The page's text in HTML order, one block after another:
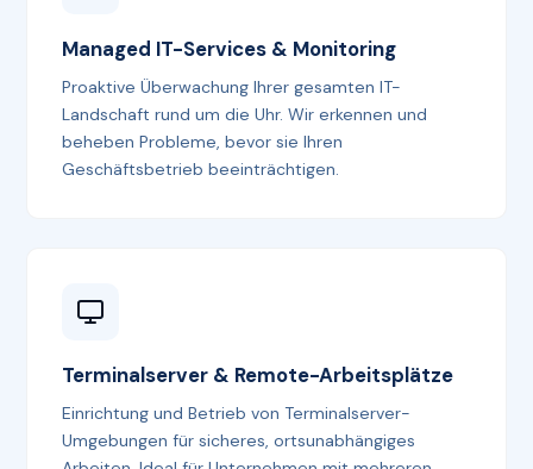
Managed IT-Services & Monitoring
Proaktive Überwachung Ihrer gesamten IT-
Landschaft rund um die Uhr. Wir erkennen und
beheben Probleme, bevor sie Ihren
Geschäftsbetrieb beeinträchtigen.
Terminalserver & Remote-Arbeitsplätze
Einrichtung und Betrieb von Terminalserver-
Umgebungen für sicheres, ortsunabhängiges